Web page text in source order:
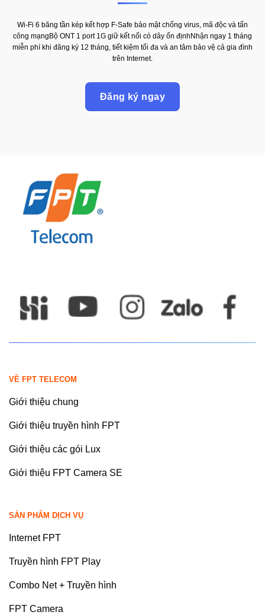
Wi-Fi 6 băng tần kép kết hợp F-Safe bảo mật chống virus, mã độc và tấn
công mạngBộ ONT 1 port 1G giữ kết nối có dây ổn địnhNhận ngay 1 tháng
miễn phí khi đăng ký 12 tháng, tiết kiệm tối đa và an tâm bảo vệ cả gia đình
trên Internet.
Đăng ký ngay
VỀ FPT TELECOM
Giới thiệu chung
Giới thiệu truyền hình FPT
Giới thiệu các gói Lux
Giới thiệu FPT Camera SE
SẢN PHẨM DỊCH VỤ
Internet FPT
Truyền hình FPT Play
Combo Net + Truyền hình
FPT Camera